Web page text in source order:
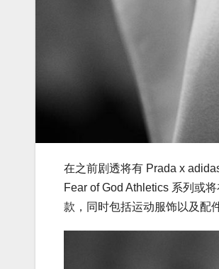
在之前剧透将有 Prada x
Fear of God Athletics 系列或
款，同时包括运动服饰以及配